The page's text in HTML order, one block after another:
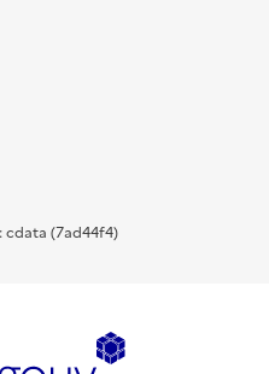
cdata (7ad44f4)